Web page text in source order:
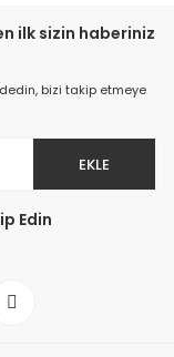
ilk sizin haberiniz
bizi takip etmeye
EKLE
Edin